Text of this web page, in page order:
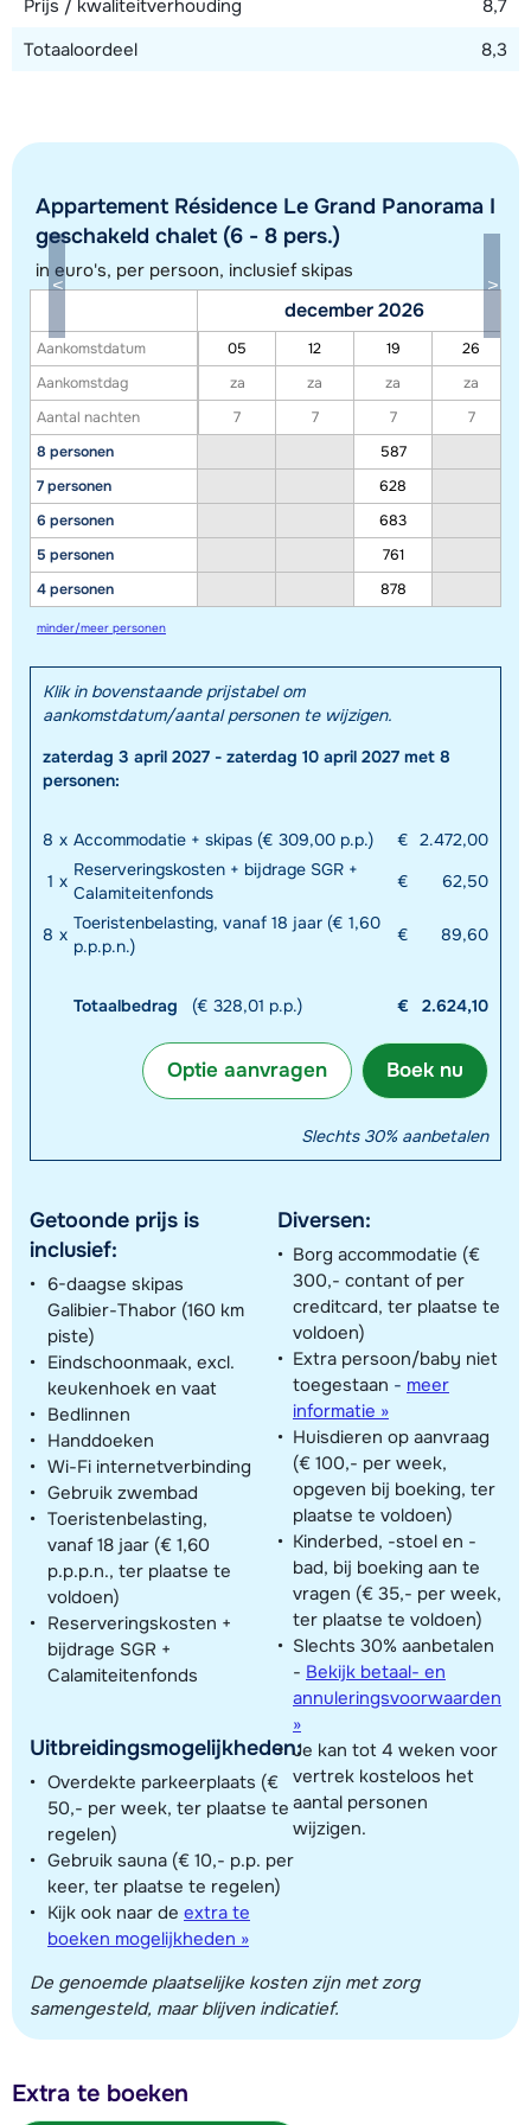
Toon alle accommodaties in dit gebied
Deze kaart geeft een indicatie van de ligging van onze accommodaties. De
exacte locatie kan enigszins afwijken.
Prijs / kwaliteitverhouding
8,7
Totaaloordeel
8,3
Appartement Résidence Le Grand Panorama I
geschakeld chalet (6 - 8 pers.)
in euro's, per persoon, inclusief skipas
Aankomstdatum
Aankomstdag
Aantal nachten
8 personen
7 personen
6 personen
5 personen
4 personen
december 2026
05 12 19
26
za
za za
za
7
7 7
7
587
628
683
761
878
minder/meer personen
Klik in bovenstaande prijstabel om
aankomstdatum/aantal personen te wijzigen.
zaterdag 3 april 2027 - zaterdag 10 april 2027 met 8
personen:
8 x Accommodatie + skipas (€ 309,00 p.p.) € 2.472,00
1 x
Reserveringskosten + bijdrage SGR +
Calamiteitenfonds
€ 62,50
8 x
Toeristenbelasting, vanaf 18 jaar (€ 1,60
p.p.p.n.)
€ 89,60
Totaalbedrag (€ 328,01 p.p.) € 2.624,10
Boek nu
Optie aanvragen
Slechts 30% aanbetalen
Getoonde prijs is
inclusief:
6-daagse skipas
Galibier-Thabor (160 km
piste)
Eindschoonmaak, excl.
keukenhoek en vaat
Bedlinnen
Handdoeken
Wi-Fi internetverbinding
Gebruik zwembad
Toeristenbelasting,
vanaf 18 jaar (€ 1,60
p.p.p.n., ter plaatse te
voldoen)
Reserveringskosten +
bijdrage SGR +
Calamiteitenfonds
Uitbreidingsmogelijkheden:
Overdekte parkeerplaats (€
50,- per week, ter plaatse te
regelen)
Gebruik sauna (€ 10,- p.p. per
keer, ter plaatse te regelen)
Kijk ook naar de extra te
boeken mogelijkheden »
Diversen:
Borg accommodatie (€
300,- contant of per
creditcard, ter plaatse te
voldoen)
Extra persoon/baby niet
toegestaan - meer
informatie »
Huisdieren op aanvraag
(€ 100,- per week,
opgeven bij boeking, ter
plaatse te voldoen)
Kinderbed, -stoel en -
bad, bij boeking aan te
vragen (€ 35,- per week,
ter plaatse te voldoen)
Slechts 30% aanbetalen
- Bekijk betaal- en
annuleringsvoorwaarden
»
Je kan tot 4 weken voor
vertrek kosteloos het
aantal personen
wijzigen.
De genoemde plaatselijke kosten zijn met zorg
samengesteld, maar blijven indicatief.
Extra te boeken